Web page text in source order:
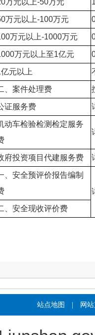
万元以上-50万元
万元以上-100万元
万元以上-1000万元
万元以上至1亿元
元以上
、案件处理费
证服务费
动车检验检测检定服务
府投资项目代建服务费
、安全预评价报告编制
、安全现收评价费
站点地图 网